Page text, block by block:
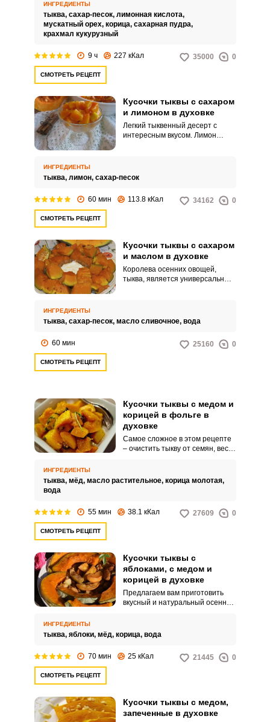
ИНГРЕДИЕНТЫ
тыква, сахар-песок, лимонная кислота,
мускатный орех, корица, сахарная пудра,
крахмал кукурузный
9 ч 227 кКал 35000 0
СМОТРЕТЬ РЕЦЕПТ
Кусочки тыквы с сахаром
и лимоном в духовке
Легкий тыквенный десерт с
интересным вкусом. Лимон
ИНГРЕДИЕНТЫ
тыква, лимон, сахар-песок
60 мин 113.8 кКал 34162 0
СМОТРЕТЬ РЕЦЕПТ
Кусочки тыквы с сахаром
и маслом в духовке
Королева осенних овощей,
тыква, является универсальным
подавать с мясом и сдобными
ИНГРЕДИЕНТЫ
тыква, сахар-песок, масло сливочное, вода
60 мин 25160 0
СМОТРЕТЬ РЕЦЕПТ
Кусочки тыквы с медом и
корицей в фольге в
духовке
Самое сложное в этом рецепте
– очистить тыкву от семян, весь
дольками и запекается в духовке
ИНГРЕДИЕНТЫ
тыква, мёд, масло растительное, корица молотая,
вода
55 мин 38.1 кКал 27609 0
СМОТРЕТЬ РЕЦЕПТ
Кусочки тыквы с
яблоками, с медом и
корицей в духовке
Предлагаем вам приготовить
вкусный и натуральный осенний
великолепным ароматом.
ИНГРЕДИЕНТЫ
тыква, яблоки, мёд, корица, вода
70 мин 25 кКал 21445 0
СМОТРЕТЬ РЕЦЕПТ
Кусочки тыквы с медом,
запеченные в духовке